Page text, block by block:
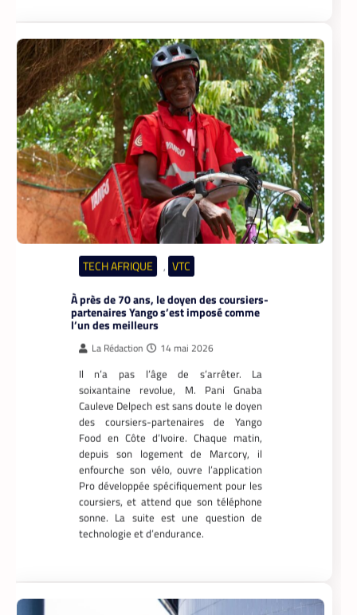
TECH AFRIQUE ,
VTC
À près de 70 ans, le doyen des coursiers-
l’un des meilleurs
La Rédaction 14 mai 2026
Il n’a pas l’âge de s’arrêter. La
Cauleve Delpech est sans doute le doyen
des coursiers-partenaires de Yango
Food en Côte d’Ivoire. Chaque matin,
depuis son logement de Marcory, il
enfourche son vélo, ouvre l’application
Pro développée spécifiquement pour les
coursiers, et attend que son téléphone
sonne. La suite est une question de
technologie et d’endurance.